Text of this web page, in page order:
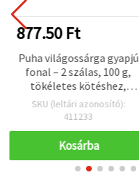
877.50 Ft
Puha világossárga gyapjú
fonal – 2 szálas, 100 g,
tökéletes kötéshez,
horgoláshoz és meleg DIY
kézműves projektekhez
SKU (leltári azonosító):
411233
Kosárba